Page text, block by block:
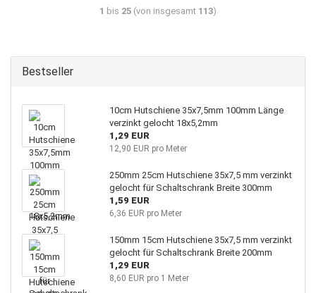
1 bis 25 (von insgesamt 113)
Bestseller
10cm Hutschiene 35x7,5mm 100mm Länge
verzinkt gelocht 18x5,2mm
1,29 EUR
12,90 EUR pro Meter
250mm 25cm Hutschiene 35x7,5 mm verzinkt
gelocht für Schaltschrank Breite 300mm
1,59 EUR
6,36 EUR pro Meter
150mm 15cm Hutschiene 35x7,5 mm verzinkt
gelocht für Schaltschrank Breite 200mm
1,29 EUR
8,60 EUR pro 1 Meter